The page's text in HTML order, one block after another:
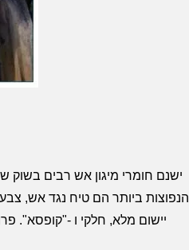
ישנם חומרי מיגון אש רבים בשוק
הנפוצות ביותר הם טיח נגד אש,
יישום מלא, חלקי ו -"קופסא".